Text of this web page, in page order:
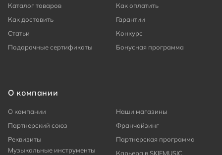
Каталог товаров
Как оплатить
Как доставить
Гарантии
Статьи
Конкурс
Подарочные сертификаты
Бонусная программа
О компании
О компании
Наши магазины
Партнерский союз
Франчайзинг
Реквизиты
Партнерская программа
Музыкальные инструменты
Карьера в SKIFMUSIC